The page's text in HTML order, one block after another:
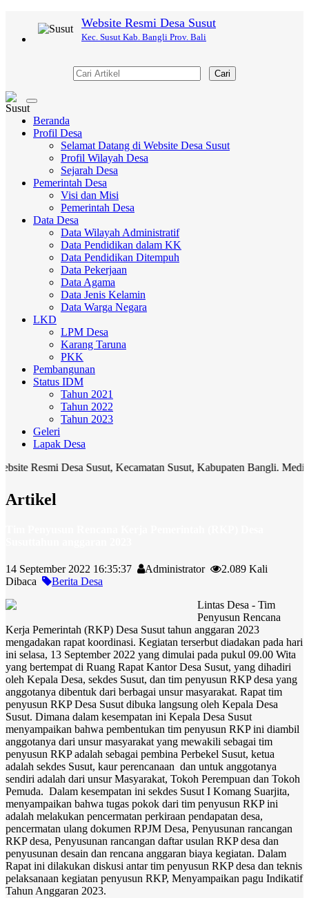
Website Resmi Desa Susut
Kec. Susut Kab. Bangli Prov. Bali
Cari
Toggle
navigation
Beranda
Profil Desa
Selamat Datang di Website Desa Susut
Profil Wilayah Desa
Sejarah Desa
Pemerintah Desa
Visi dan Misi
Pemerintah Desa
Data Desa
Data Wilayah Administratif
Data Pendidikan dalam KK
Data Pendidikan Ditempuh
Data Pekerjaan
Data Agama
Data Jenis Kelamin
Data Warga Negara
LKD
LPM Desa
Karang Taruna
PKK
Pembangunan
Status IDM
Tahun 2021
Tahun 2022
Tahun 2023
Geleri
Lapak Desa
Desa Susut, Kecamatan Susut, Kabupaten Bangli. Media
Artikel
14 September 2022 16:35:37 Administrator
2.089 Kali
Dibaca
Berita Desa
Lintas Desa - Tim
Penyusun Rencana
Kerja Pemerintah (RKP) Desa Susut tahun anggaran 2023
mengadakan rapat koordinasi. Kegiatan terserbut diadakan pada hari
ini selasa, 13 September 2022 yang dimulai pada pukul 09.00 Wita
yang bertempat di Ruang Rapat Kantor Desa Susut, yang dihadiri
oleh Kepala Desa, sekdes Susut, dan tim penyusun RKP desa yang
anggotanya dibentuk dari berbagai unsur masyarakat. Rapat tim
penyusun RKP Desa Susut dibuka langsung oleh Kepala Desa
Susut. Dimana dalam kesempatan ini Kepala Desa Susut
menyampaikan bahwa pembentukan tim penyusun RKP ini diambil
anggotanya dari unsur masyarakat yang mewakili sebagai tim
penyusun RKP adalah sebagai pembina Perbekel Susut, ketua
adalah sekdes Susut, kaur perencanaan dan untuk anggotanya
sendiri adalah dari unsur Masyarakat, Tokoh Perempuan dan Tokoh
Pemuda. Dalam kesempatan ini sekdes Susut I Komang Suarjita,
menyampaikan bahwa tugas pokok dari tim penyusun RKP ini
adalah melakukan pencermatan perkiraan pendapatan desa,
pencermatan ulang dokumen RPJM Desa, Penyusunan rancangan
RKP desa, Penyusunan rancangan daftar usulan RKP desa dan
penyusunan desain dan rencana anggaran biaya kegiatan. Dalam
Rapat ini dilakukan diskusi antar tim penyusun RKP desa dan teknis
pelaksanaan kegiatan penyusun RKP, Menyampaikan pagu Indikatif
Tahun Anggaran 2023.